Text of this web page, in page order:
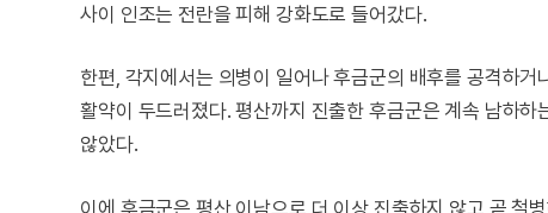
사이 인조는 전란을 피해 강화도로 들어갔다.
한편, 각지에서는 의병이 일어나 후금군의 배후를 공격하
활약이 두드러졌다. 평산까지 진출한 후금군은 계속 남하
않았다.
이에 후금군은 평산 이남으로 더 이상 진출하지 않고 곧 철